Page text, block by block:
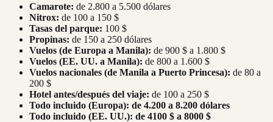
Camarote: de 2.800 a 5.500 dólares
Nitrox: de 100 a 150 $
Tasas del parque: 100 $
Propinas: de 150 a 250 dólares
Vuelos (de Europa a Manila): de 900 $ a 1.800 $
Vuelos (EE. UU. a Manila): de 800 a 1.600 $
Vuelos nacionales (de Manila a Puerto Princesa): de 80 a
200 $
Hotel antes/después del viaje: de 100 a 250 $
Todo incluido (Europa): de 4.200 a 8.200 dólares
Todo incluido (EE. UU.): de 4100 $ a 8000 $